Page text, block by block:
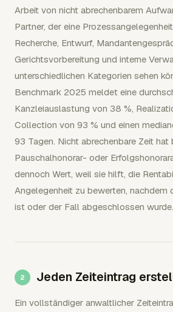
Arbeit von nicht abrechenbarem
Partner, der eine
Recherche, Entwurf,
Gerichtsvorbereitung und interne
unterschiedlichen Kategorien sehen
Benchmark 2025 meldet eine
Kanzleiauslastung von 38 %,
Collection von 93 % und einen
93 Tagen. Nicht abrechenbare Zeit hat
Pauschalhonorar- oder
dennoch Wert, weil sie hilft, die
Angelegenheit zu bewerten, nachdem
ist oder der Fall abgeschlossen wurde.
Jeden Zeiteintrag
Ein vollständiger anwaltlicher